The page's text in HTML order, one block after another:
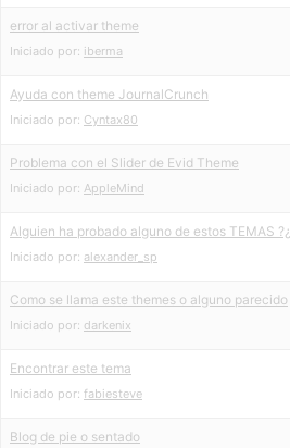
error al activar theme
Iniciado por: iberma
Ayuda con theme JournalCrunch
Iniciado por: Cyntax80
Problema con el Slider de Evid Theme
Iniciado por: AppleMind
Alguien ha probado alguno de estos TEMAS ?¿
Iniciado por: alexander_sp
Como se llama este themes o alguno parecido
Iniciado por: darkenix
Encontrar este tema
Iniciado por: fabiesteve
Blog de pie o sentado